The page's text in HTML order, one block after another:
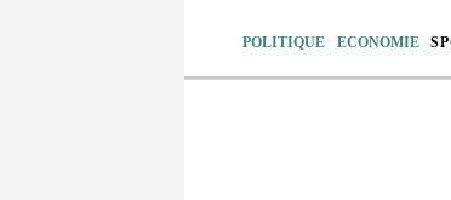
POLITIQUE ECONOMIE